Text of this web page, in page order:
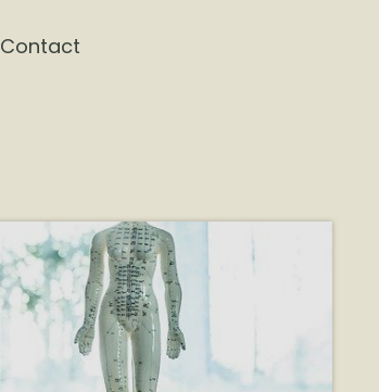
Contact